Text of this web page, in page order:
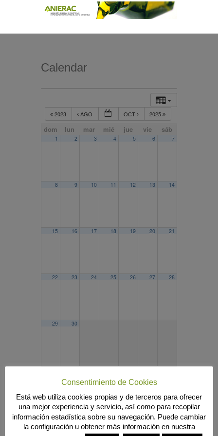
Calendar
2023 AGO OCT 2025
dom lun mar mié jue vie sáb
1 2 3 4 5 6 7
8 9 10 11 12 13 14
15 16 17 18 19 20 21
22 23 24 25 26 27 28
29 30
Búsqueda
MENÚ PRINCIPAL
Consentimiento de Cookies
Está web utiliza cookies propias y de terceros para ofrecer
una mejor experiencia y servicio, así como para recopilar
información estadística sobre su navegación. Puede cambiar
la configuración u obtener más información en nuestra